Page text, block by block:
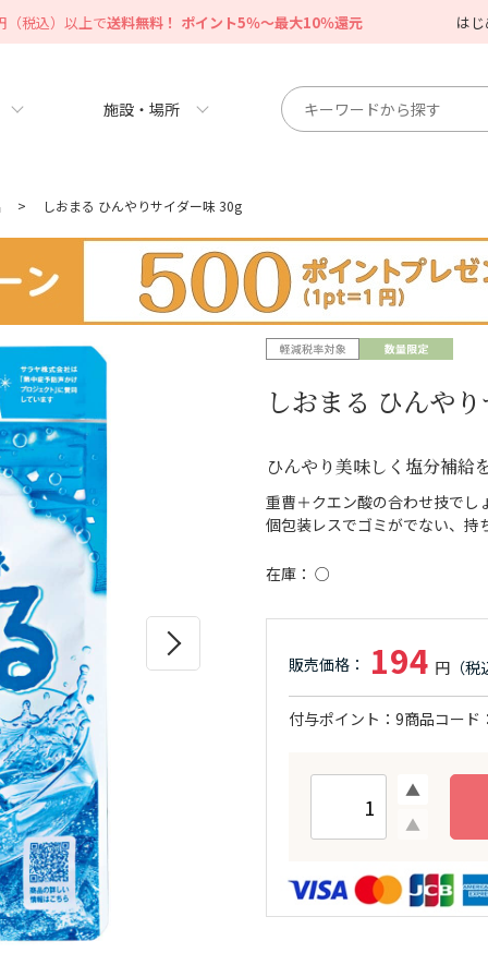
（税込）以上で送料無料！ ポイント5％～最大10％還元 は
施設・場所
> しおまる ひんやりサイダー味 30g
しおまる ひんや
ひんやり美味しく塩分補給
重曹＋クエン酸の合わせ技でし
個包装レスでゴミがでない、持
在庫 ○
194
付与ポイント 9商品コード